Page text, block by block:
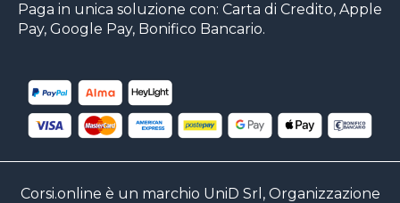
Paga in unica soluzione con: Carta di Credito, Apple
Pay, Google Pay, Bonifico Bancario.
Corsi.online è un marchio UniD Srl, Organizzazione